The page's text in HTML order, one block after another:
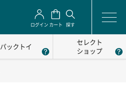
ログイン カート 探す
パックトイ
セレクト
ショップ